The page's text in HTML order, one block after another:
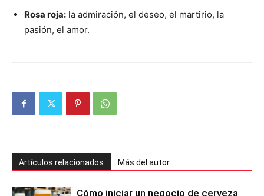
Rosa roja: la admiración, el deseo, el martirio, la
pasión, el amor.
Artículos relacionados Más del autor
Cómo iniciar un negocio de cerveza